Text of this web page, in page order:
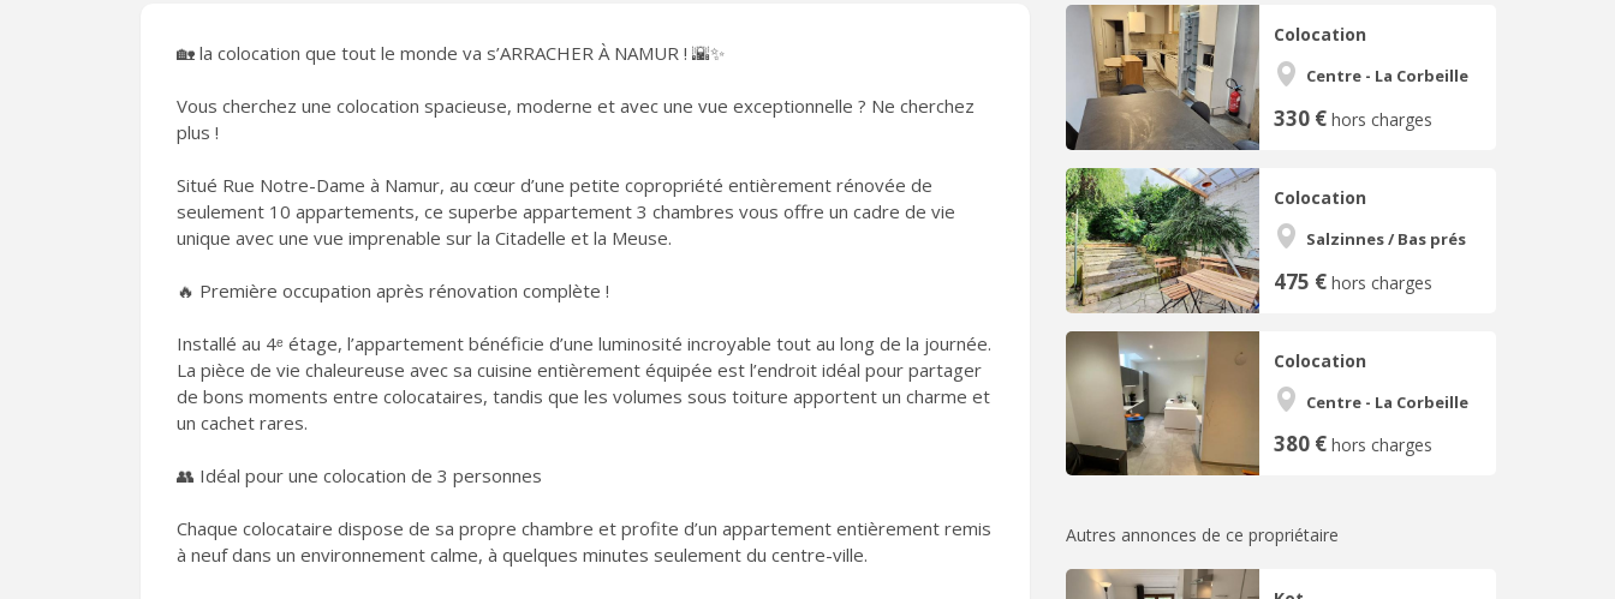
Colocation
Centre - La Corbeille
330 € hors charges
Colocation
Salzinnes / Bas prés
475 € hors charges
Colocation
Centre - La Corbeille
380 € hors charges
Autres annonces de ce propriétaire
🏡 la colocation que tout le monde va s’ARRACHER À NAMUR ! 🌇✨
Vous cherchez une colocation spacieuse, moderne et avec une vue exceptionnelle ? Ne cherchez
plus !
Situé Rue Notre-Dame à Namur, au cœur d’une petite copropriété entièrement rénovée de
seulement 10 appartements, ce superbe appartement 3 chambres vous offre un cadre de vie
unique avec une vue imprenable sur la Citadelle et la Meuse.
🔥 Première occupation après rénovation complète !
Installé au 4ᵉ étage, l’appartement bénéficie d’une luminosité incroyable tout au long de la journée.
La pièce de vie chaleureuse avec sa cuisine entièrement équipée est l’endroit idéal pour partager
de bons moments entre colocataires, tandis que les volumes sous toiture apportent un charme et
un cachet rares.
👥 Idéal pour une colocation de 3 personnes
Chaque colocataire dispose de sa propre chambre et profite d’un appartement entièrement remis
à neuf dans un environnement calme, à quelques minutes seulement du centre-ville.